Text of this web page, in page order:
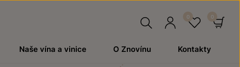
Naše vína a vinice O Znovínu Kontakty